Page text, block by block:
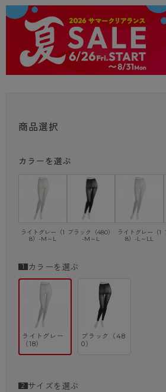
・50デニール相当
・10分丈レギンス
・オールSCY
・ボディークールEX使用
・フルダル糸使用
・UV対策加工
・バックマーク付き
太ももに霧吹きを噴霧し、汗が乾く際の皮膚
商品選択
カラーを選ぶ
ライトグレー（1
8）-M～L
ブラック（480）
-M～L
ライトグレー（1
8）-L～LL
カラーを選ぶ
ライトグレー
（18）
ブラック（48
0）
サイズを選ぶ